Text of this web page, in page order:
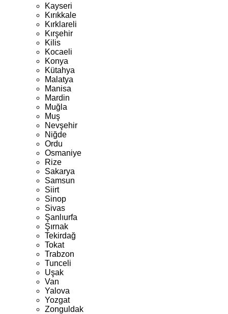
Kayseri
Kırıkkale
Kırklareli
Kırşehir
Kilis
Kocaeli
Konya
Kütahya
Malatya
Manisa
Mardin
Muğla
Muş
Nevşehir
Niğde
Ordu
Osmaniye
Rize
Sakarya
Samsun
Siirt
Sinop
Sivas
Şanlıurfa
Şırnak
Tekirdağ
Tokat
Trabzon
Tunceli
Uşak
Van
Yalova
Yozgat
Zonguldak